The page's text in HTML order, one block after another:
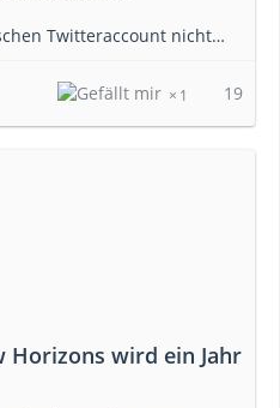
Twitteraccount nicht…
1 19
Horizons wird ein Jahr